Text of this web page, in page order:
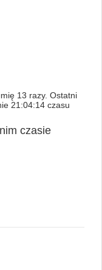
13 razy. Ostatni
21:04:14 czasu
czasie